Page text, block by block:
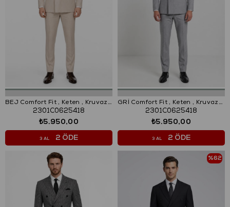
BEJ Comfort Fit , Keten , Kruvaze 6 Düğme , Çift Yırtmaçlı, Çizgili Takım Elbise
2301C0625418
₺5.950,00
3 AL 2 ÖDE
GRİ Comfort Fit , Keten , Kruvaze 6 Düğme , Çift Yırtmaçlı, Çizgili Takım Elbise
2301C0625418
₺5.950,00
3 AL 2 ÖDE
%62